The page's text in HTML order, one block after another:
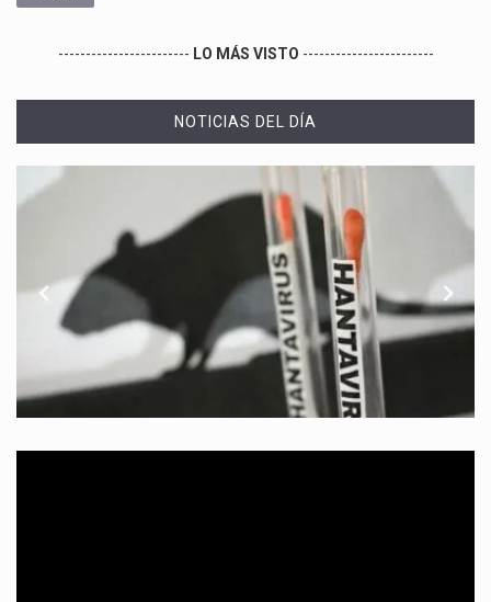
------------------------ LO MÁS VISTO ------------------------
NOTICIAS DEL DÍA